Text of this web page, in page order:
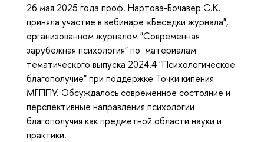
26 мая 2025 года проф. Нартова-Бочавер С.К.
приняла участие в вебинаре «Беседки журнала",
организованном журналом "Современная
зарубежная психология" по материалам
тематического выпуска 2024.4 "Психологическое
благополучие" при поддержке Точки кипения
МГППУ. Обсуждалось современное состояние и
перспективные направления психологии
благополучия как предметной области науки и
практики.